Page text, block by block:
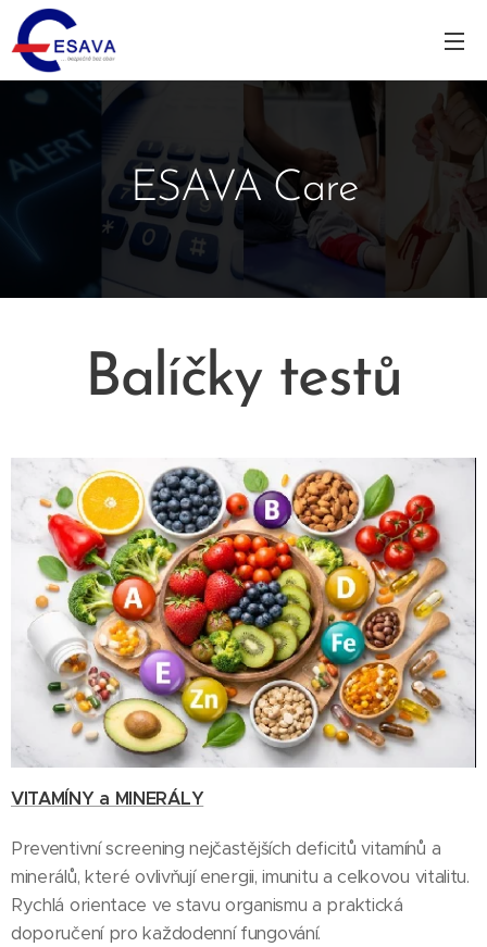
ESAVA Care
Balíčky testů
VITAMÍNY a MINERÁLY
Preventivní screening nejčastějších deficitů vitamínů a
minerálů, které ovlivňují energii, imunitu a celkovou vitalitu.
Rychlá orientace ve stavu organismu a praktická
doporučení pro každodenní fungování.